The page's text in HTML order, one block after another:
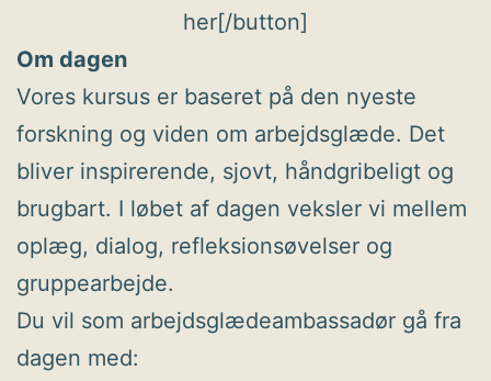
her[/button]
Om dagen
Vores kursus er baseret på den nyeste
forskning og viden om arbejdsglæde. Det
bliver inspirerende, sjovt, håndgribeligt og
brugbart. I løbet af dagen veksler vi mellem
oplæg, dialog, refleksionsøvelser og
gruppearbejde.
Du vil som arbejdsglædeambassadør gå fra
dagen med: